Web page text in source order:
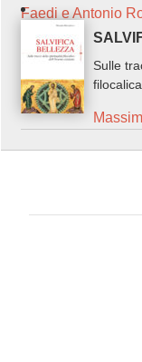
Faedi e Antonio
Sulle